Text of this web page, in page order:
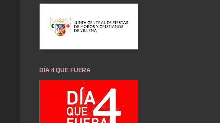
DÍA 4 QUE FUERA